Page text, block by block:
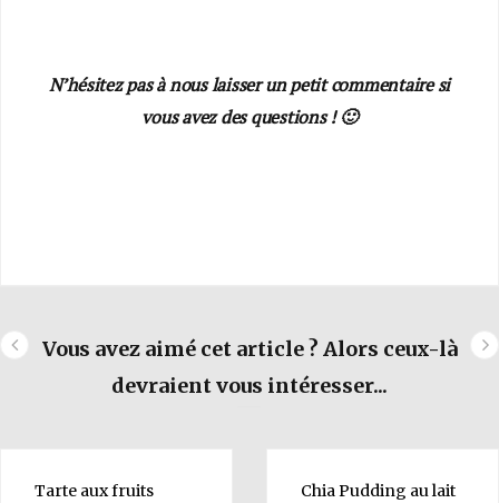
N’hésitez pas à nous laisser un petit commentaire si
vous avez des questions ! 🙂
Vous avez aimé cet article ? Alors ceux-là
devraient vous intéresser...
Tarte auxfruits
Chia Pudding aulait